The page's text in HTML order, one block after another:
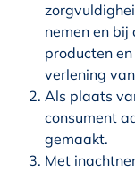
nemen en
producten
verlening
Als plaats
consument
gemaakt.
Met